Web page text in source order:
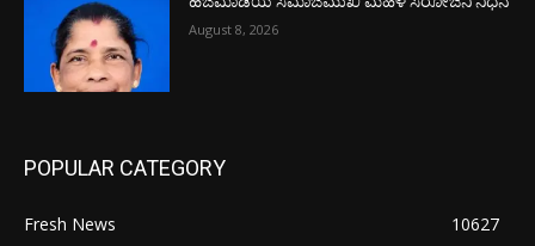
August 8, 2026
POPULAR CATEGORY
Fresh News
10627